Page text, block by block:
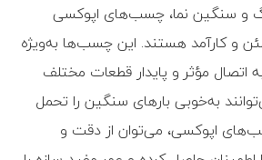
و سنگین نما، چسب‌های اپوکسی
و کارآمد هستند. این چسب‌ها به‌ویژه
اتصال مؤثر و پایدار قطعات مختلف
به‌خوبی بارهای سنگین را تحمل
اپوکسی، می‌توان از دقت و